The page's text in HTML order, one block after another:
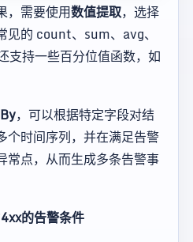
，需要使用数值提取，选择
见的 count、sum、avg、
支持一些百分位值函数，如
，可以根据特定字段对结
个时间序列，并在满足告警
常点，从而生成多条告警事
的告警条件